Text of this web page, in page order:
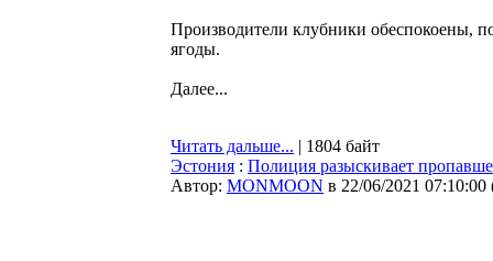
Производители клубники обеспокоены,
ягоды.
Далее...
Читать дальше... | 1804 байт
Эстония : Полиция разыскивает
Автор: MONMOON в 22/06/2021 07:10:00